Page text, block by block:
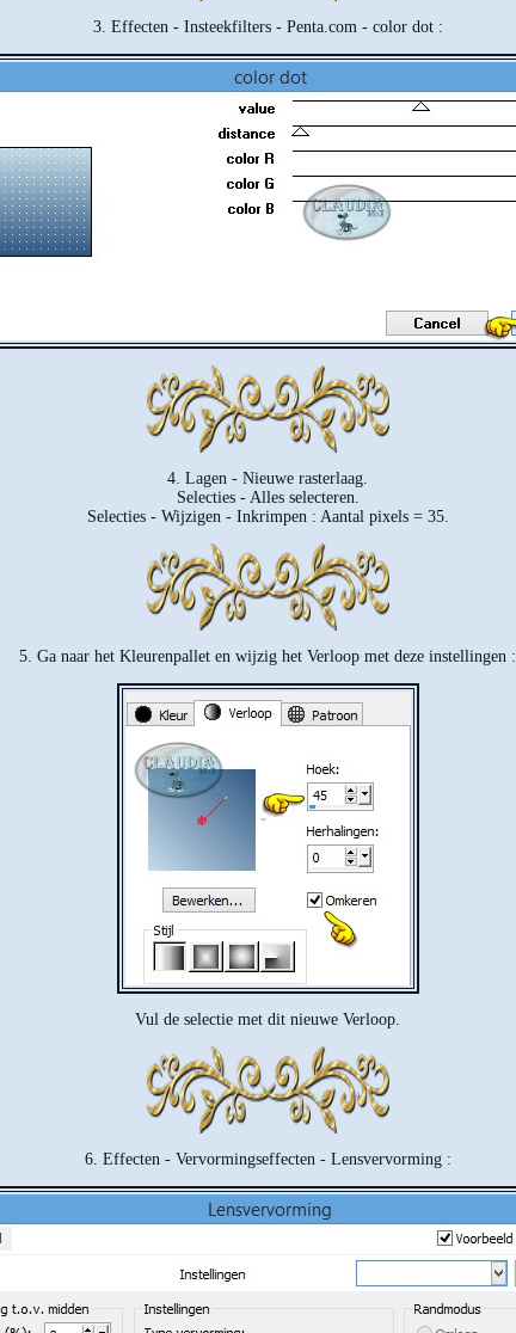
3. Effecten - Insteekfilters - Penta.com - color dot :
4. Lagen - Nieuwe rasterlaag.
Selecties - Alles selecteren.
Selecties - Wijzigen - Inkrimpen : Aantal pixels = 35.
5. Ga naar het Kleurenpallet en wijzig het Verloop met deze instellingen :
Vul de selectie met dit nieuwe Verloop.
6. Effecten - Vervormingseffecten - Lensvervorming :